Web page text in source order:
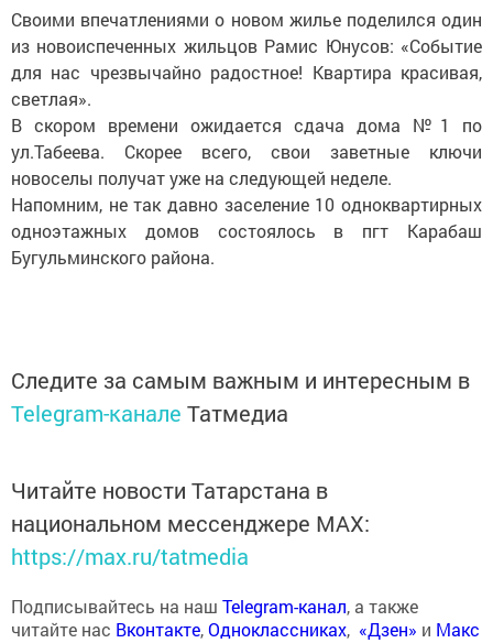
Своими впечатлениями о новом жилье поделился один
из новоиспеченных жильцов Рамис Юнусов: «Событие
для нас чрезвычайно радостное! Квартира красивая,
светлая».
В скором времени ожидается сдача дома №1 по
ул.Табеева. Скорее всего, свои заветные ключи
новоселы получат уже на следующей неделе.
Напомним, не так давно заселение 10 одноквартирных
одноэтажных домов состоялось в пгт Карабаш
Бугульминского района.
Следите за самым важным и интересным в
Telegram-канале Татмедиа
Читайте новости Татарстана в
национальном мессенджере MАХ:
https://max.ru/tatmedia
Подписывайтесь на наш Telegram-канал, а также
читайте нас Вконтакте,Одноклассниках, «Дзен» и Макс